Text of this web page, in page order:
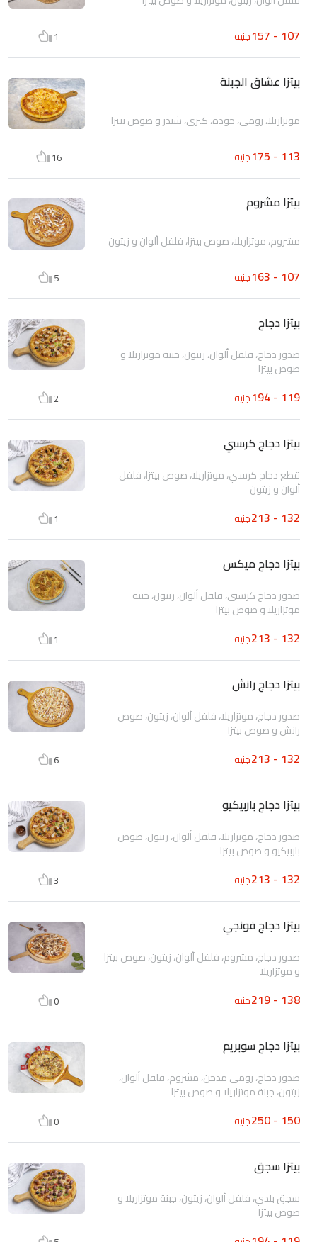
107 - 157 جنيه 1
بيتزا عشاق الجبنة
موتزاريلا، رومي، جودة، كيري، شيدر و صوص بيتزا
113 - 175 جنيه 16
بيتزا مشروم
مشروم، موتزاريلا، صوص بيتزا، فلفل ألوان و زيتون
107 - 163 جنيه 5
بيتزا دجاج
صدور دجاج، فلفل ألوان، زيتون، جبنة موتزاريلا و
صوص بيتزا
119 - 194 جنيه 2
بيتزا دجاج كرسبي
قطع دجاج كرسبي، موتزاريلا، صوص بيتزا، فلفل
ألوان و زيتون
132 - 213 جنيه 1
بيتزا دجاج ميكس
صدور دجاج كرسبي، فلفل ألوان، زيتون، جبنة
موتزاريلا و صوص بيتزا
132 - 213 جنيه 1
بيتزا دجاج رانش
صدور دجاج، موتزاريلا، فلفل ألوان، زيتون، صوص
رانش و صوص بيتزا
132 - 213 جنيه 6
بيتزا دجاج باربيكيو
صدور دجاج، موتزاريلا، فلفل ألوان، زيتون، صوص
باربيكيو و صوص بيتزا
132 - 213 جنيه 3
بيتزا دجاج فونجي
صدور دجاج، مشروم، فلفل ألوان، زيتون، صوص بيتزا
و موتزاريلا
138 - 219 جنيه 0
بيتزا دجاج سوبريم
صدور دجاج، رومي مدخن، مشروم، فلفل ألوان،
زيتون، جبنة موتزاريلا و صوص بيتزا
150 - 250 جنيه 0
بيتزا سجق
سجق بلدي، فلفل ألوان، زيتون، جبنة موتزاريلا و
صوص بيتزا